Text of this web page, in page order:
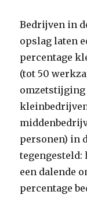
Bedrijven in
opslag laten
percentage
(tot 50
omzetstijging
personen) in
tegengesteld:
een dalende
percentage